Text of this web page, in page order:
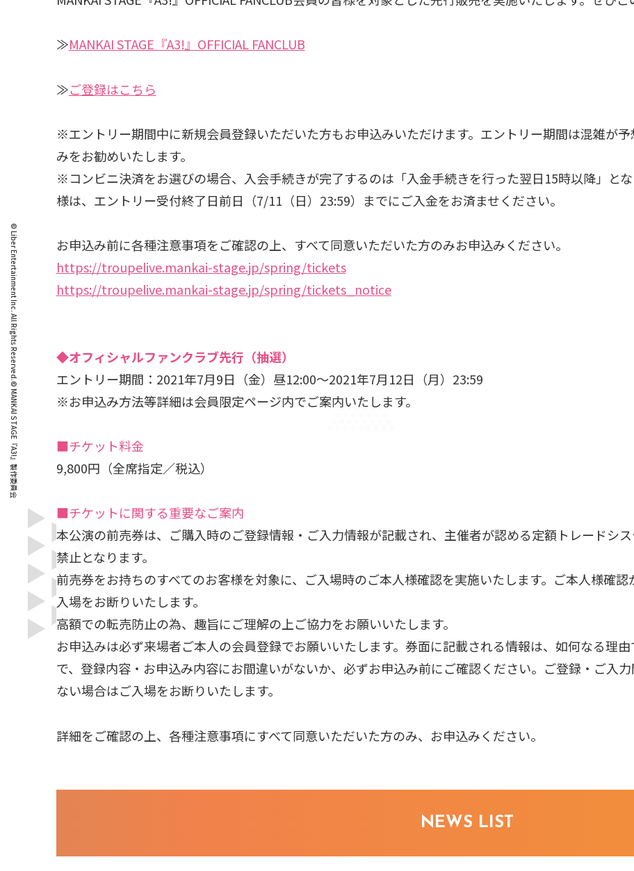
≫MANKAI STAGE『A3!』OFFICIAL FANCLUB
≫ご登録はこちら
※エントリー期間中に新規会員登録いただいた方もお申込みいただけます。エントリー期間は混雑が
みをお勧めいたします。
※コンビニ決済をお選びの場合、入会手続きが完了するのは「入金手続きを行った翌日15時以降」と
様は、エントリー受付終了日前日（7/11（日）23:59）までにご入金をお済ませください。
お申込み前に各種注意事項をご確認の上、すべて同意いただいた方のみお申込みください。
https://troupelive.mankai-stage.jp/spring/tickets
https://troupelive.mankai-stage.jp/spring/tickets_notice
◆オフィシャルファンクラブ先行（抽選）
エントリー期間：2021年7月9日（金）昼12:00～2021年7月12日（月）23:59
※お申込み方法等詳細は会員限定ページ内でご案内いたします。
■チケット料金
9,800円（全席指定／税込）
■チケットに関する重要なご案内
本公演の前売券は、ご購入時のご登録情報・ご入力情報が記載され、主催者が認める定額トレードシ
禁止となります。
前売券をお持ちのすべてのお客様を対象に、ご入場時のご本人様確認を実施いたします。ご本人様確
入場をお断りいたします。
高額での転売防止の為、趣旨にご理解の上ご協力をお願いいたします。
お申込みは必ず来場者ご本人の会員登録でお願いいたします。券面に記載される情報は、如何なる理
で、登録内容・お申込み内容にお間違いがないか、必ずお申込み前にご確認ください。ご登録・ご入
ない場合はご入場をお断りいたします。
詳細をご確認の上、各種注意事項にすべて同意いただいた方のみ、お申込みください。
NEWS LIST
© Liber Entertainment Inc. All Rights Reserved.
© MANKAI STAGE『A3!』製作委員会